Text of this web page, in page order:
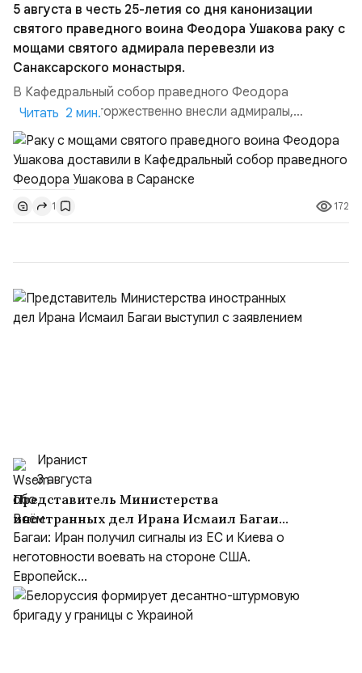
5 августа в честь 25-летия со дня канонизации
святого праведного воина Феодора Ушакова раку с
мощами святого адмирала перевезли из
Санаксарского монастыря.
В Кафедральный собор праведного Феодора
Ушакова раку торжественно внесли адмиралы,
участвовавшие в канонизации святого праведного
воина Феодора Ушакова 25 лет назад:Адмирал
Владимир Прокофьевич Валуев, командующий
Балтийским флотом ВМФ России (2001–2006
гг.);Адмирал Владимир Петрович Комоедов,
командующий Черноморским флотом ВМФ России
Читать 2 мин.
1 172
Иранист
3 августа
Представитель Министерства
иностранных дел Ирана Исмаил Багаи
выступил с заявлением
Багаи: Иран получил сигналы из ЕС и Киева о
неготовности воевать на стороне США.
Европейск...